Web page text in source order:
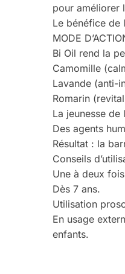
pour améliorer
Le bénéfice de
MODE
Bi Oil rend la
Camomille
Lavande (anti-
Romarin
La jeunesse
Des agents
Résultat : la
Conseils
Une à deux
Dès 7 ans.
Utilisation
En usage
enfants.